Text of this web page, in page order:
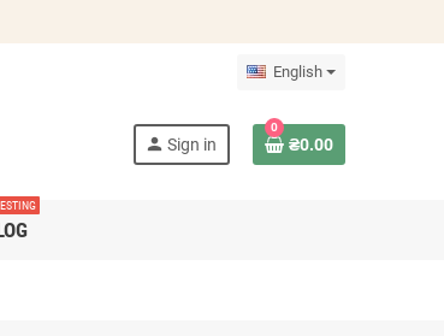
English
person Sign in
0
₴0.00